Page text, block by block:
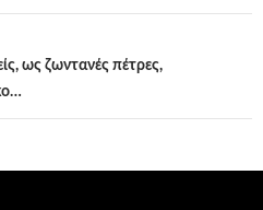
ως ζωντανές πέτρες,